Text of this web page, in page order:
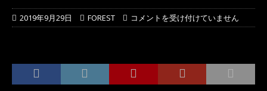
2019年9月29日 FOREST コメントを受け付けていません